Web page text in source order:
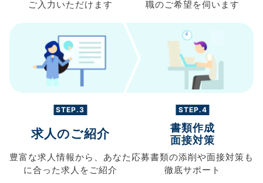
ご入力 いただけます
職のご希望を伺います
STEP.3
求人のご紹介
豊富な求人情報から、 あなた
に合った求人を ご紹介
STEP.4
書類作成
面接対策
応募書類の添削や面接対策も
徹底サポート